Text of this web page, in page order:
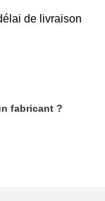
de livraison
fabricant ?